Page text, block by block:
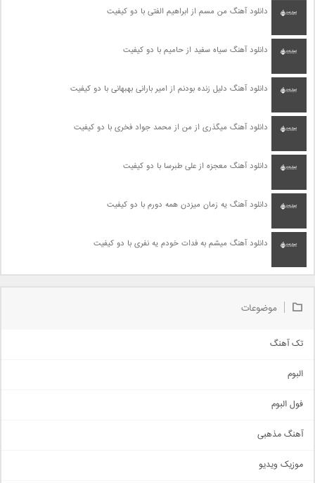
دانلود آهنگ من مسم از ابراهیم الفتی با دو کیفیت
دانلود آهنگ سیاه سفید از حامیم با دو کیفیت
دانلود آهنگ دلیل زنده بودنم از امیر بارانی بهبهانی با دو کیفیت
دانلود آهنگ میگذری از من از محمد جواد فخری با دو کیفیت
دانلود آهنگ معجزه از علی طبرسا با دو کیفیت
دانلود آهنگ یه زمان میزدن همه دورم با دو کیفیت
دانلود آهنگ میشم به فدات خودم یه نفری با دو کیفیت
موضوعات
تک آهنگ
اجتماعی
حماسی
سنتی
البوم
فول البوم
آهنگ مذهبی
موزیک ویدیو